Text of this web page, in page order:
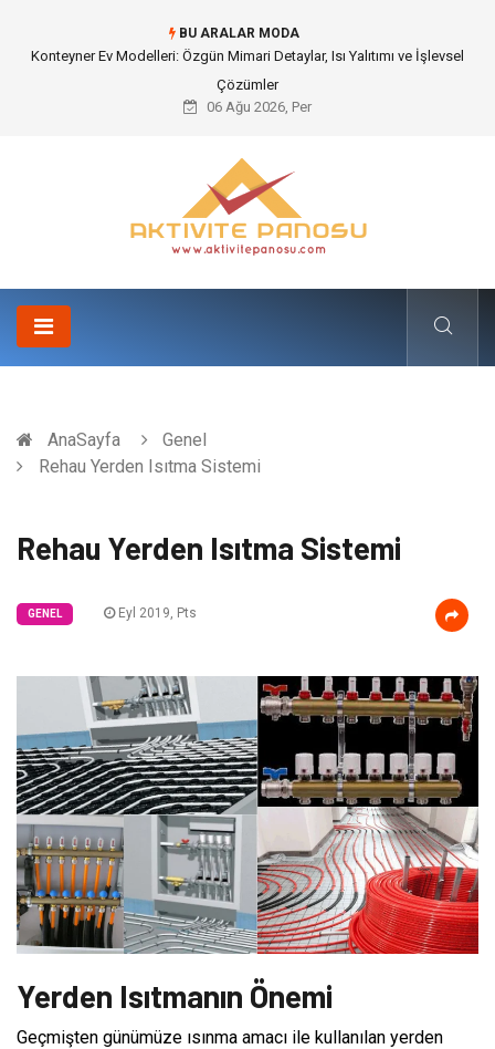
BU ARALAR MODA
Konteyner Ev Modelleri: Özgün Mimari Detaylar, Isı Yalıtımı ve İşlevsel
Çözümler
06 Ağu 2026, Per
AnaSayfa
Genel
Rehau Yerden Isıtma Sistemi
Rehau Yerden Isıtma Sistemi
GENEL Eyl 2019, Pts
Yerden Isıtmanın Önemi
Geçmişten günümüze ısınma amacı ile kullanılan yerden